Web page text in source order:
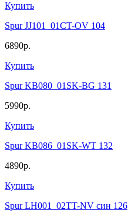
Купить
Spur JJ101_01CT-OV 104
6890р.
Купить
Spur KB080_01SK-BG 131
5990р.
Купить
Spur KB086_01SK-WT 132
4890р.
Купить
Spur LH001_02TT-NV син 126